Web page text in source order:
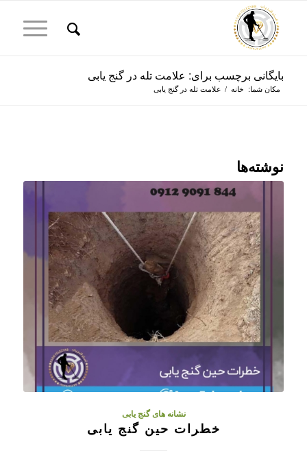
بایگانی برچسب برای: علامت تله در گنج یابی
مکان شما: خانه / علامت تله در گنج یابی
نوشته‌ها
نشانه های گنج یابی
خطرات حین گنج یابی